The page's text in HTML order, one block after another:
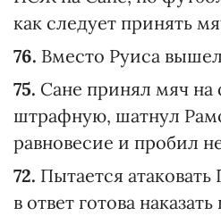
как следует принять
76. Вместо Руиса
75. Сане принял мяч на
штрафную, шатнул
равновесие и пробил
72. Пытается
в ответ готова